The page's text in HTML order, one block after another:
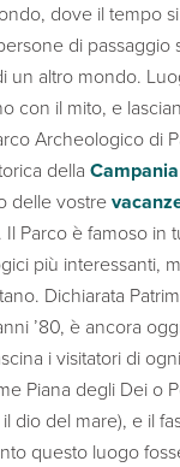
dove il tempo
di passaggio
un altro mondo.
con il mito, e
Archeologico di
della Campania
delle vostre
Parco è famoso in
più interessanti,
Dichiarata
’80, è ancora
i visitatori di
Piana degli Dei o
il dio del mare), e il
questo luogo